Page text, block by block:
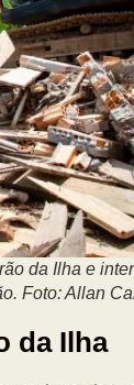
da Ilha e
Foto: Allan
da Ilha